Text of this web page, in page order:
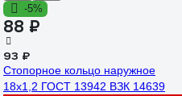
-5%
88 ₽
93 ₽
Стопорное кольцо наружное
18x1,2 ГОСТ 13942 ВЗК 14639